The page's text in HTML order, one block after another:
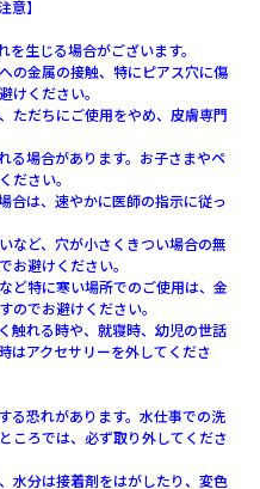
意】
生じる場合がございます。
の金属の接触、特にピアス穴に傷
けください。
ただちにご使用をやめ、皮膚専門
る場合があります。お子さまやペ
ださい。
合は、速やかに医師の指示に従っ
など、穴が小さくきつい場合の無
お避けください。
ど特に寒い場所でのご使用は、金
のでお避けください。
触れる時や、就寝時、幼児の世話
はアクセサリーを外してくださ
る恐れがあります。水仕事での洗
ころでは、必ず取り外してくださ
水分は接着剤をはがしたり、変色